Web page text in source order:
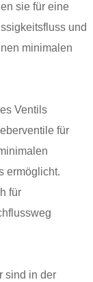
sie für eine
und
minimalen
Ventils
für
ermöglicht.
für
sind in der